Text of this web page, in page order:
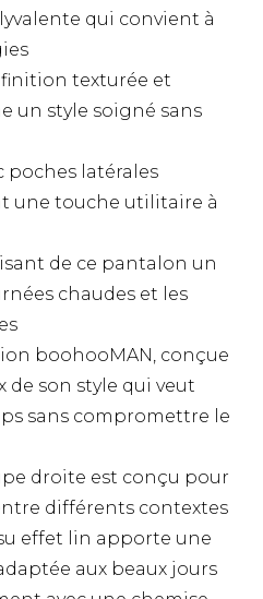
qui convient à
finition texturée et
un style soigné sans
poches latérales
une touche utilitaire à
de ce pantalon un
chaudes et les
boohooMAN, conçue
de son style qui veut
sans compromettre le
droite est conçu pour
différents contextes
effet lin apporte une
aux beaux jours